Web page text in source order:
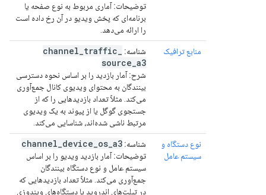
توضیحات:آماری مربوط به نوع صفحه یا
برنامه‌ای که پخش ویدیو در آن رخ داده است
را ارائه می‌دهد.
منابع ترافیک شناسه: channel traffic
source a3
شرح:آمار بازدید را بر اساس نحوه دسترسی
بینندگان به محتوای ویدیوی کانال جمع‌آوری
می‌کند. مثلاً تعداد بازدیدهایی را که از
جستجوی گوگل یا از پیوند به یک ویدیوی
مرتبط ناشی شده‌اند، شناسایی می‌کند.
نوع دستگاه و
سیستم عامل
شناسه: channel device os a3
توضیحات:آمار بازدید ویدیو را بر اساس
سیستم عامل و نوع دستگاه بینندگان
جمع‌آوری می‌کند. مثلاً تعداد بازدیدهایی که
در تبلت‌های اندروید یا دستگاه‌های ویندوزی